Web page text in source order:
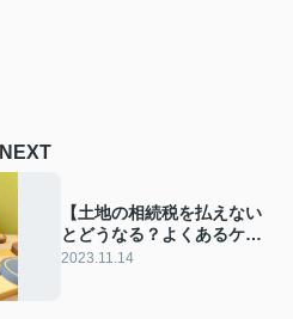
NEXT
【土地の相続税を払えない
とどうなる？よくあるケー
スと対処法をご紹介】
2023.11.14